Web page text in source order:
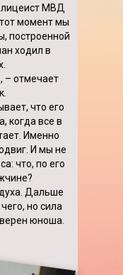
лицеист МВД
момент мы
построенной
ходил в
– отмечает
что его
когда все в
Именно
И мы не
что, по его
Дальше
но сила
юноша.